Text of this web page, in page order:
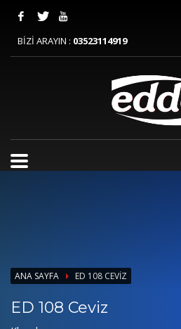
BİZİ ARAYIN : 03523114919
ANA SAYFA ED 108 CEVIZ
ED 108 Ceviz